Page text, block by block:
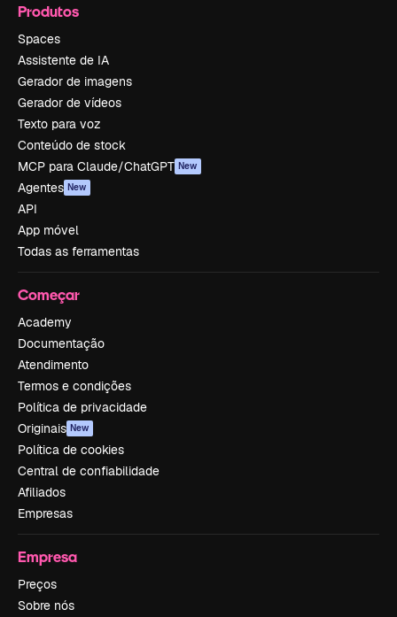
Produtos
Spaces
Assistente de IA
Gerador de imagens
Gerador de vídeos
Texto para voz
Conteúdo de stock
MCP para Claude/ChatGPT New
Agentes New
API
App móvel
Todas as ferramentas
Começar
Academy
Documentação
Atendimento
Termos e condições
Política de privacidade
Originais New
Política de cookies
Central de confiabilidade
Afiliados
Empresas
Empresa
Preços
Sobre nós